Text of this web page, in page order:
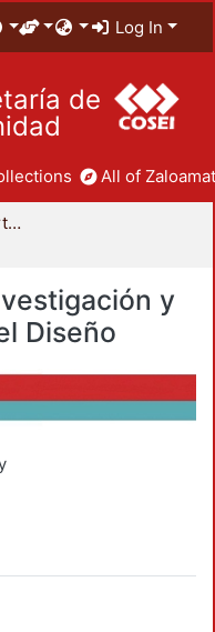
Log In
de
All of
División de Ciencias y Artes para el Diseño
y
Diseño